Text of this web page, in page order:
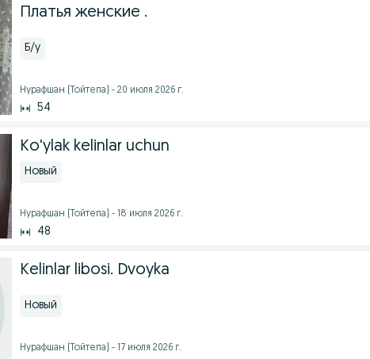
Платья женские .
Б/у
Нурафшан (Тойтепа) - 20 июля 2026 г.
54
Ko'ylak kelinlar uchun
Новый
Нурафшан (Тойтепа) - 18 июля 2026 г.
48
Kelinlar libosi. Dvoyka
Новый
Нурафшан (Тойтепа) - 17 июля 2026 г.